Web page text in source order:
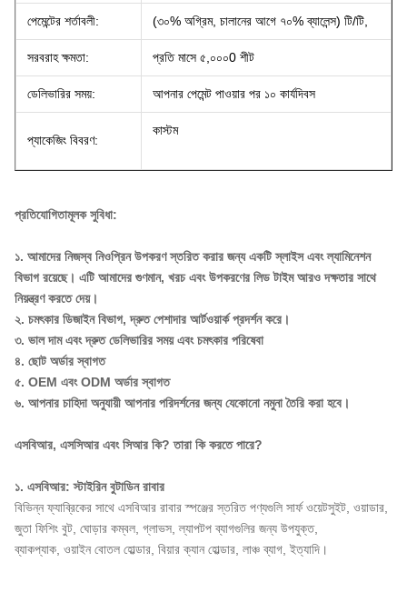
পেমেন্টের শর্তাবলী: (৩০% অগ্রিম, চালানের আগে ৭০% ব্যালেন্স) টি/টি,
সরবরাহ ক্ষমতা: প্রতি মাসে ৫,০০০0 শীট
ডেলিভারির সময়: আপনার পেমেন্ট পাওয়ার পর ১০ কার্যদিবস
প্যাকেজিং বিবরণ:
কাস্টম
প্রতিযোগিতামূলক সুবিধা:
১. আমাদের নিজস্ব নিওপ্রিন উপকরণ স্তরিত করার জন্য একটি স্লাইস এবং ল্যামিনেশন
বিভাগ রয়েছে। এটি আমাদের গুণমান, খরচ এবং উপকরণের লিড টাইম আরও দক্ষতার সাথে
নিয়ন্ত্রণ করতে দেয়।
২. চমৎকার ডিজাইন বিভাগ, দ্রুত পেশাদার আর্টওয়ার্ক প্রদর্শন করে।
৩. ভাল দাম এবং দ্রুত ডেলিভারির সময় এবং চমৎকার পরিষেবা
৪. ছোট অর্ডার স্বাগত
৫. OEM এবং ODM অর্ডার স্বাগত
৬. আপনার চাহিদা অনুযায়ী আপনার পরিদর্শনের জন্য যেকোনো নমুনা তৈরি করা হবে।
এসবিআর, এসসিআর এবং সিআর কি? তারা কি করতে পারে?
১. এসবিআর: স্টাইরিন বুটাডিন রাবার
বিভিন্ন ফ্যাব্রিকের সাথে এসবিআর রাবার স্পঞ্জের স্তরিত পণ্যগুলি সার্ফ ওয়েটসুইট, ওয়াডার,
জুতা ফিশিং বুট, ঘোড়ার কম্বল, গ্লাভস, ল্যাপটপ ব্যাগগুলির জন্য উপযুক্ত,
ব্যাকপ্যাক, ওয়াইন বোতল হোল্ডার, বিয়ার ক্যান হোল্ডার, লাঞ্চ ব্যাগ, ইত্যাদি।